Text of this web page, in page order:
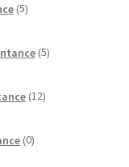
5izdelkov
5izdelkov
12izdelkov
0izdelkov